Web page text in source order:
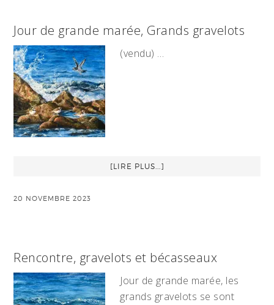
Jour de grande marée, Grands gravelots
(vendu) …
[LIRE PLUS...]
20 NOVEMBRE 2023
Rencontre, gravelots et bécasseaux
Jour de grande marée, les
grands gravelots se sont